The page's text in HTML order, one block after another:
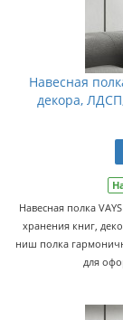
Навесная
декора,
Навесная полка
хранения книг,
ниш полка
для